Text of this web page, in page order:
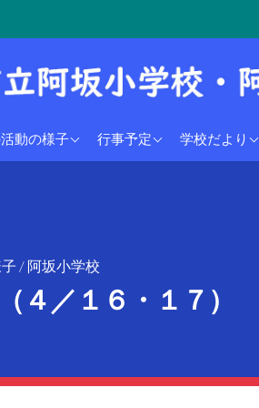
動の様子
校
行事予定
小学校行事予定学校だより
2024年度
/ 阿坂小学校
４／１６・１７）